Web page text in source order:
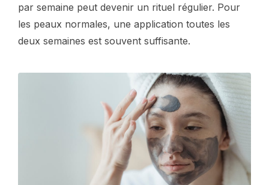
par semaine peut devenir un rituel régulier. Pour
les peaux normales, une application toutes les
deux semaines est souvent suffisante.